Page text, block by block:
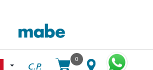
C.P.
0